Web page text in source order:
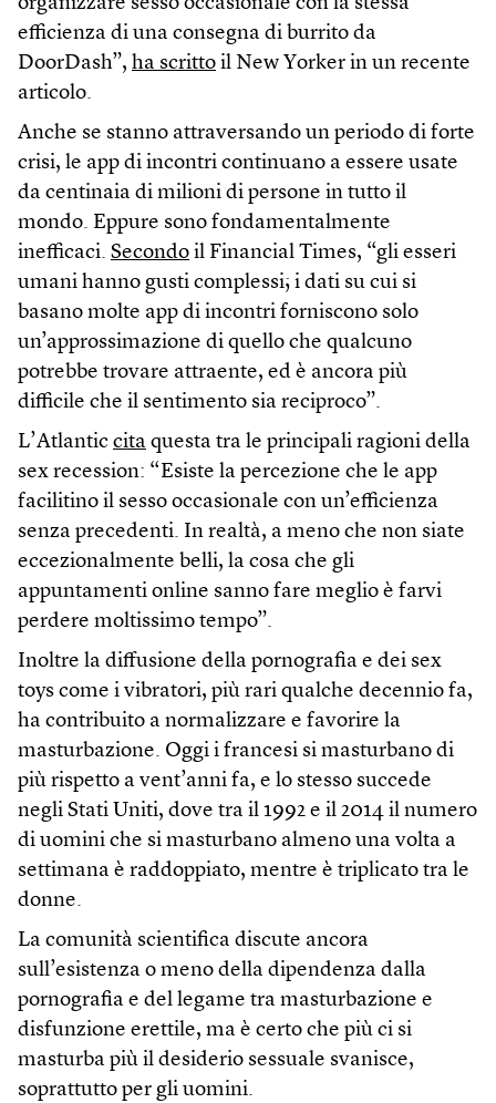
efficienza di una consegna di burrito da
DoorDash”, ha scritto il New Yorker in un recente
articolo.
Anche se stanno attraversando un periodo di forte
crisi, le app di incontri continuano a essere usate
da centinaia di milioni di persone in tutto il
mondo. Eppure sono fondamentalmente
inefficaci. Secondo il Financial Times, “gli esseri
umani hanno gusti complessi; i dati su cui si
basano molte app di incontri forniscono solo
un’approssimazione di quello che qualcuno
potrebbe trovare attraente, ed è ancora più
difficile che il sentimento sia reciproco”.
L’Atlantic cita questa tra le principali ragioni della
sex recession: “Esiste la percezione che le app
facilitino il sesso occasionale con un’efficienza
senza precedenti. In realtà, a meno che non siate
eccezionalmente belli, la cosa che gli
appuntamenti online sanno fare meglio è farvi
perdere moltissimo tempo”.
Inoltre la diffusione della pornografia e dei sex
toys come i vibratori, più rari qualche decennio fa,
ha contribuito a normalizzare e favorire la
masturbazione. Oggi i francesi si masturbano di
più rispetto a vent’anni fa, e lo stesso succede
negli Stati Uniti, dove tra il 1992 e il 2014 il numero
di uomini che si masturbano almeno una volta a
settimana è raddoppiato, mentre è triplicato tra le
donne.
La comunità scientifica discute ancora
sull’esistenza o meno della dipendenza dalla
pornografia e del legame tra masturbazione e
disfunzione erettile, ma è certo che più ci si
masturba più il desiderio sessuale svanisce,
soprattutto per gli uomini.